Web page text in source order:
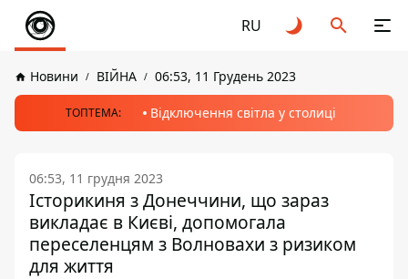
RU
Новини ВІЙНА 06:53, 11 Грудень 2023
ТОПТЕМА: Відключення світла у столиці
06:53, 11 грудня 2023
Історикиня з Донеччини, що зараз
викладає в Києві, допомогала
переселенцям з Волновахи з ризиком
для життя